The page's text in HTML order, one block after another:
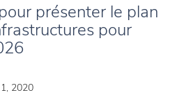
présenter le plan
pour
2020